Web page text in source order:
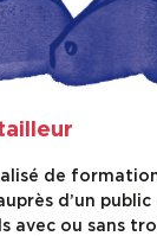
de
d’un public
avec ou sans